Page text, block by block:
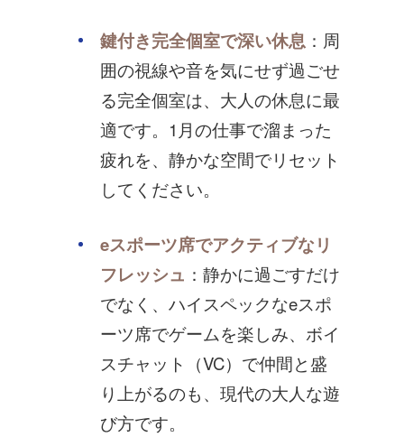
鍵付き完全個室で深い休息 ：周
囲の視線や音を気にせず過ごせ
る完全個室は、大人の休息に最
適です。1月の仕事で溜まった
疲れを、静かな空間でリセット
してください。
eスポーツ席でアクティブなリ
フレッシュ ：静かに過ごすだけ
でなく、ハイスペックなeスポ
ーツ席でゲームを楽しみ、ボイ
スチャット（VC）で仲間と盛
り上がるのも、現代の大人な遊
び方です。